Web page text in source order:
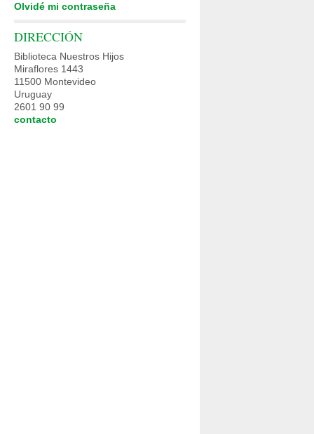
Olvidé mi contraseña
DIRECCIÓN
Biblioteca Nuestros Hijos
Miraflores 1443
11500 Montevideo
Uruguay
2601 90 99
contacto